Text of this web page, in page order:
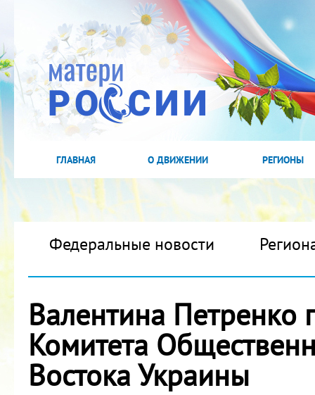
ГЛАВНАЯ О ДВИЖЕНИИ РЕГИОНЫ
Федеральные новости
Валентина Петренко
Комитета
Востока Украины